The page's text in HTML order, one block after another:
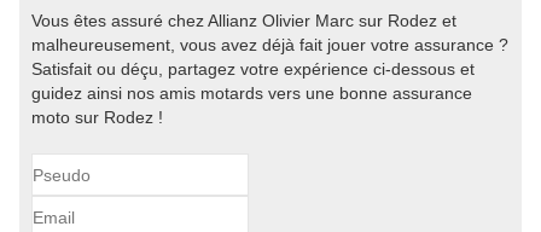
Vous êtes assuré chez Allianz Olivier Marc sur Rodez et
malheureusement, vous avez déjà fait jouer votre assurance ?
Satisfait ou déçu, partagez votre expérience ci-dessous et
guidez ainsi nos amis motards vers une bonne assurance
moto sur Rodez !